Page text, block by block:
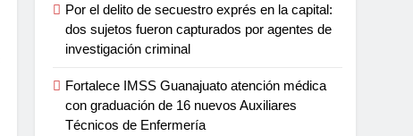
Por el delito de secuestro exprés en la capital:
dos sujetos fueron capturados por agentes de
investigación criminal
Fortalece IMSS Guanajuato atención médica
con graduación de 16 nuevos Auxiliares
Técnicos de Enfermería